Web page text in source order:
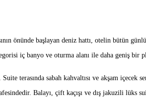
önünde başlayan deniz hattı, otelin bütün
iç banyo ve oturma alanı ile daha geniş
terasında sabah kahvaltısı ve akşam içecek
Balayı, çift kaçışı ve dış jakuzili lüks